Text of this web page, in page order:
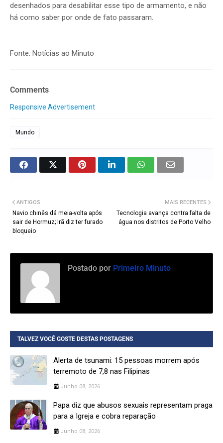
desenhados para desabilitar esse tipo de armamento, e não
há como saber por onde de fato passaram.
Fonte: Notícias ao Minuto
Comments
Responsive Advertisement
Mundo
MAIS RECENTES
Tecnologia avança contra falta de
água nos distritos de Porto Velho
ANTIGOS
Navio chinês dá meia-volta após
sair de Hormuz; Irã diz ter furado
bloqueio
Postado por Primeiro Minuto
TALVEZ VOCÊ GOSTE DESTAS POSTAGENS
Alerta de tsunami: 15 pessoas morrem após
terremoto de 7,8 nas Filipinas
Junho 08, 2026
Papa diz que abusos sexuais representam praga
para a Igreja e cobra reparação
Junho 08, 2026